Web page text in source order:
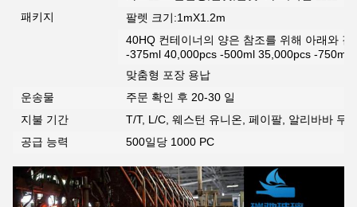
패키지
팔렛 크기:1mX1.2m
40HQ 컨테이너의 양은 참조를 위해 아래와
-375ml 40,000pcs -500ml 35,000pcs -750ml
맞춤형 포장 용납
운송물
주문 확인 후 20-30 일
지불 기간
T/T, L/C, 웨스턴 유니온, 페이팔, 알리바바 무
공급 능력
500일당 1000 PC